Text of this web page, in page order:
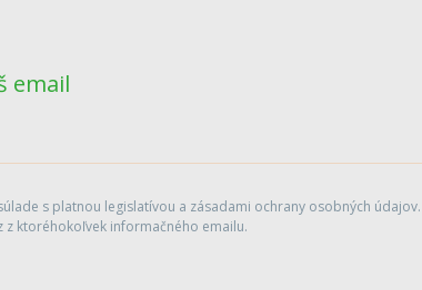
email
s platnou legislatívou a zásadami ochrany osobných
ktoréhokoľvek informačného emailu.